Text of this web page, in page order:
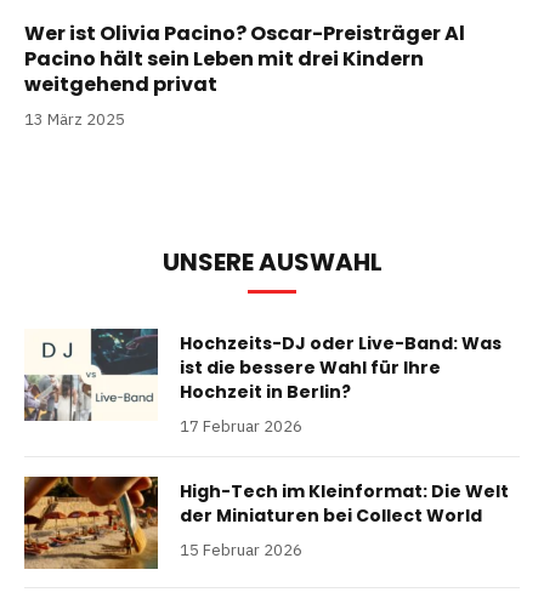
Wer ist Olivia Pacino? Oscar-Preisträger Al
Pacino hält sein Leben mit drei Kindern
weitgehend privat
13 März 2025
UNSERE AUSWAHL
Hochzeits-DJ oder Live-Band: Was
ist die bessere Wahl für Ihre
Hochzeit in Berlin?
17 Februar 2026
High-Tech im Kleinformat: Die Welt
der Miniaturen bei Collect World
15 Februar 2026